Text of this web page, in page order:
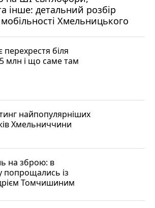
інше: детальний розбір
Хмельницького
перехрестя біля
млн і що саме там
найпопулярніших
Хмельниччини
на зброю: в
із
Томчишиним